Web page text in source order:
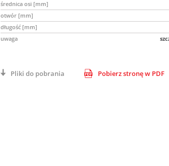
średnica osi [mm]
otwór [mm]
długość [mm]
uwaga
Pliki do pobrania Pobierz stronę w PDF